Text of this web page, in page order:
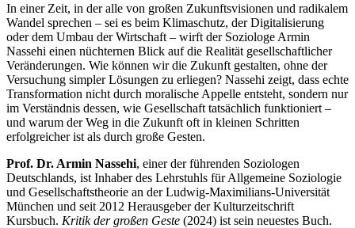
In einer Zeit, in der alle von großen Zukunftsvisionen und radikalem
Wandel sprechen – sei es beim Klimaschutz, der Digitalisierung
oder dem Umbau der Wirtschaft – wirft der Soziologe Armin
Nassehi einen nüchternen Blick auf die Realität gesellschaftlicher
Veränderungen. Wie können wir die Zukunft gestalten, ohne der
Versuchung simpler Lösungen zu erliegen? Nassehi zeigt, dass echte
Transformation nicht durch moralische Appelle entsteht, sondern nur
im Verständnis dessen, wie Gesellschaft tatsächlich funktioniert –
und warum der Weg in die Zukunft oft in kleinen Schritten
erfolgreicher ist als durch große Gesten.
Prof. Dr. Armin Nassehi, einer der führenden Soziologen
Deutschlands, ist Inhaber des Lehrstuhls für Allgemeine Soziologie
und Gesellschaftstheorie an der Ludwig-Maximilians-Universität
München und seit 2012 Herausgeber der Kulturzeitschrift
Kursbuch. Kritik der großen Geste (2024) ist sein neuestes Buch.